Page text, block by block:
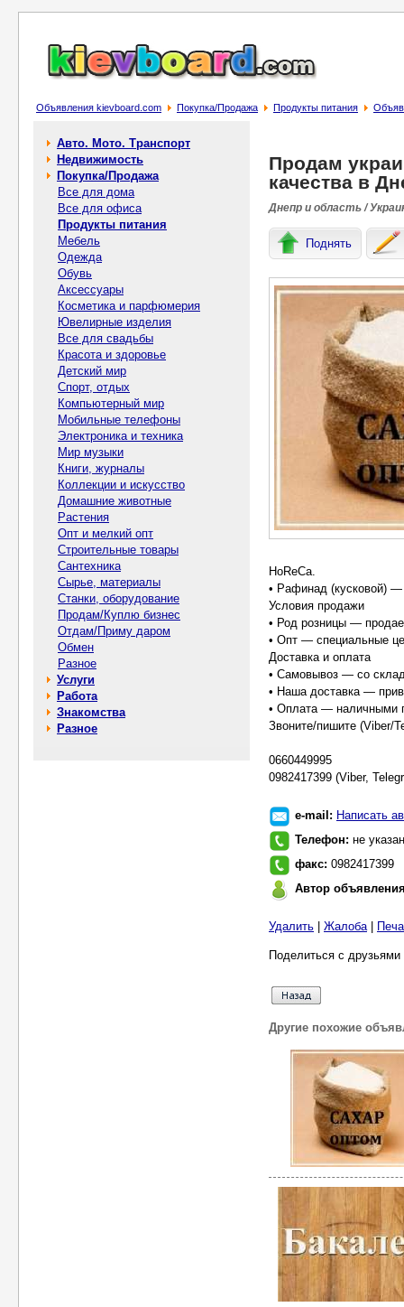
Объявления kievboard.com Покупка/Продажа Продукты питания
Авто. Мото. Транспорт
Недвижимость
Покупка/Продажа
Все для дома
Все для офиса
Продукты питания
Мебель
Одежда
Обувь
Аксессуары
Косметика и парфюмерия
Ювелирные изделия
Все для свадьбы
Красота и здоровье
Детский мир
Спорт, отдых
Компьютерный мир
Мобильные телефоны
Электроника и техника
Мир музыки
Книги, журналы
Коллекции и искусство
Домашние животные
Растения
Опт и мелкий опт
Строительные товары
Сантехника
Сырье, материалы
Станки, оборудование
Продам/Куплю бизнес
Отдам/Приму даром
Обмен
Разное
Услуги
Работа
Знакомства
Разное
Продам
качества в
Днепр и область /
Поднять
HoReCa.
• Рафинад (кусковой)
Условия продажи
• Род розницы —
• Опт — специальные
Доставка и оплата
• Самовывоз — со
• Наша доставка —
• Оплата — наличными
Звоните/пишите (Viber/
0660449995
0982417399 (Viber,
e-mail: Написать
Телефон: не указан
факс: 0982417399
Автор
Удалить Жалоба|
Поделиться с
Другие похожие